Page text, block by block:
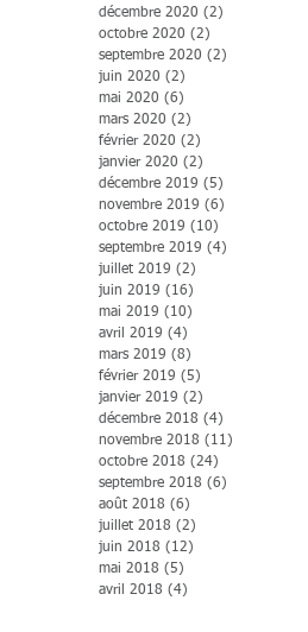
décembre 2020 (2)
octobre 2020 (2)
septembre 2020 (2)
juin 2020 (2)
mai 2020 (6)
mars 2020 (2)
février 2020 (2)
janvier 2020 (2)
décembre 2019 (5)
novembre 2019 (6)
octobre 2019 (10)
septembre 2019 (4)
juillet 2019 (2)
juin 2019 (16)
mai 2019 (10)
avril 2019 (4)
mars 2019 (8)
février 2019 (5)
janvier 2019 (2)
décembre 2018 (4)
novembre 2018 (11)
octobre 2018 (24)
septembre 2018 (6)
août 2018 (6)
juillet 2018 (2)
juin 2018 (12)
mai 2018 (5)
avril 2018 (4)